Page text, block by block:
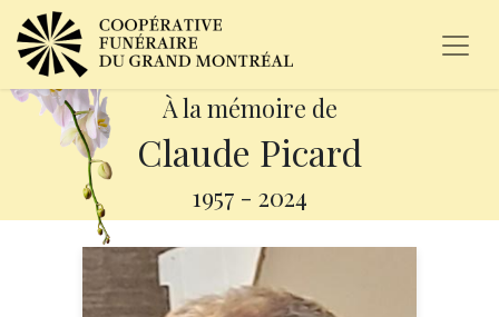
À la mémoire de
Claude Picard
1957 - 2024